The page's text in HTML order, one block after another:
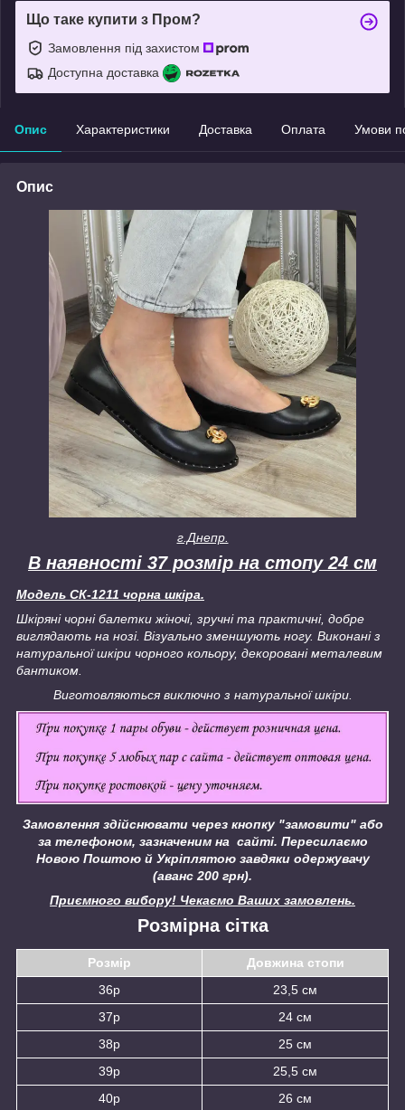
Що таке купити з Пром?
Замовлення під захистом
Доступна доставка
Опис Характеристики Доставка Оплата Умови
Опис
г.Днепр.
В наявності 37 розмір на стопу 24 см
Модель СК-1211 чорна шкіра.
Шкіряні чорні балетки жіночі, зручні та практичні, добре
виглядають на нозі. Візуально зменшують ногу. Виконані з
натуральної шкіри чорного кольору, декоровані металевим
бантиком.
Виготовляються виключно з натуральної шкіри.
Замовлення здійснювати через кнопку "замовити" або
за телефоном, зазначеним на сайті. Пересилаємо
Новою Поштою й Укріплятою завдяки одержувачу
(аванс 200 грн).
Приємного вибору! Чекаємо Ваших замовлень.
Розмірна сітка
Розмір
Довжина стопи
36р
23,5 см
37р
24 см
38р
25 см
39р
25,5 см
40р
26 см